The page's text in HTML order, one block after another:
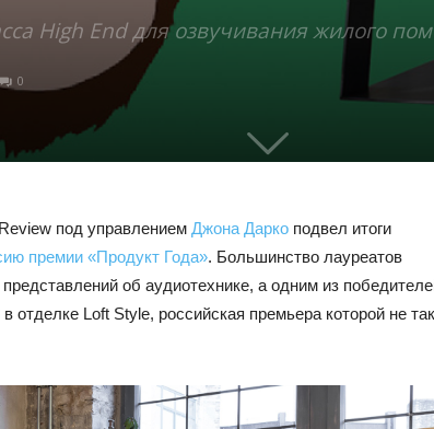
High End для озвучивания жилого
0
под управлением Джона Дарко подвел итоги
премии «Продукт Года». Большинство лауреатов
об аудиотехнике, а одним из
в отделке Loft Style, российская премьера которой не так